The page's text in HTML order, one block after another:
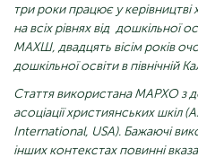
три роки працює у
на всіх рівнях від дошкільної
МАХШ, двадцять вісім років
дошкільної освіти в північній
Стаття використана МАРХО з
асоціації християнських
International, USA). Бажаючі
інших контекстах повинні